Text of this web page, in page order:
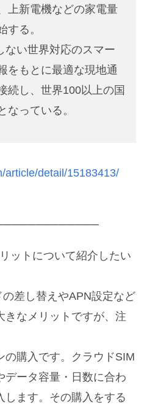
上新電機などの家電量
する。
ない世界対応のスマー
をもとに最適な現地通
続し、世界100以上の国
なっている。
article/detail/15183413/
ットについて紹介したい
差し替えやAPN設定など
きなメリットですが、注
の購入です。クラウドSIM
データ容量・日数に合わ
します。その購入をする